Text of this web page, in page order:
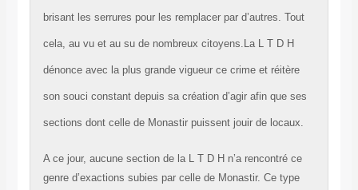
brisant les serrures pour les remplacer par d’autres. Tout
cela, au vu et au su de nombreux citoyens.La L T D H
dénonce avec la plus grande vigueur ce crime et réitère
son souci constant depuis sa création d’agir afin que ses
sections dont celle de Monastir puissent jouir de locaux.
A ce jour, aucune section de la L T D H n’a rencontré ce
genre d’exactions subies par celle de Monastir. Ce type